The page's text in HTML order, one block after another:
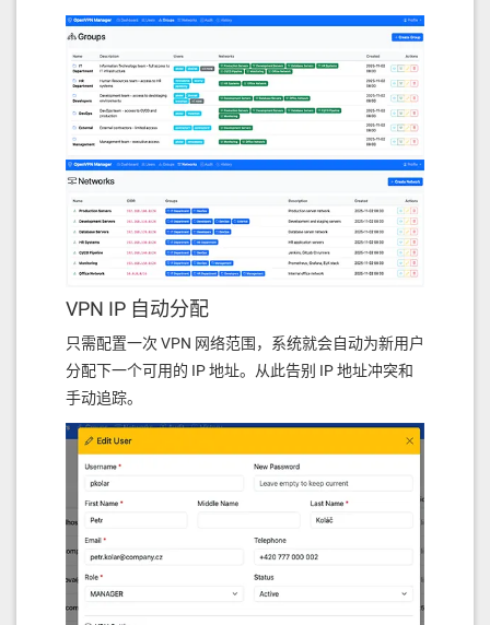
VPN IP 自动分配
只需配置一次 VPN 网络范围，系统就会自动为新用户
分配下一个可用的 IP 地址。从此告别 IP 地址冲突和
手动追踪。